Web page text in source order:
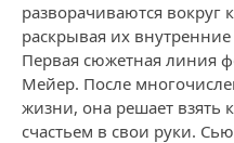
разворачиваются вокруг
раскрывая их
Первая сюжетная линия
Мейер. После
жизни, она решает взять
счастьем в свои руки.